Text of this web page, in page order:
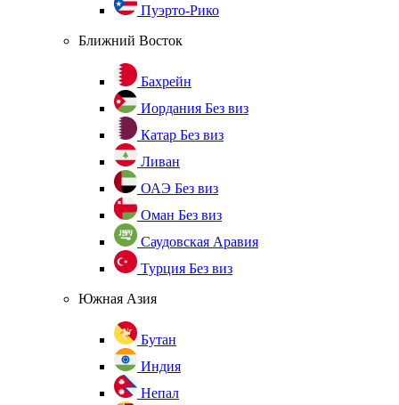
Пуэрто-Рико
Ближний Восток
Бахрейн
Иордания Без виз
Катар Без виз
Ливан
ОАЭ Без виз
Оман Без виз
Саудовская Аравия
Турция Без виз
Южная Азия
Бутан
Индия
Непал